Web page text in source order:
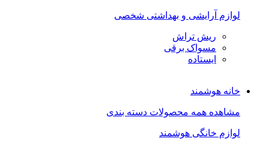
لوازم آرایشی و بهداشتی شخصی
ریش تراش
مسواک برقی
ایستاده
خانه هوشمند
مشاهده همه محصولات دسته بندی
لوازم خانگی هوشمند